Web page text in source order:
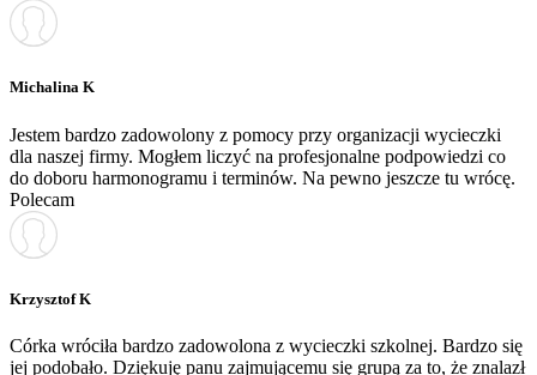
Michalina K
Jestem bardzo zadowolony z pomocy przy organizacji wycieczki
dla naszej firmy. Mogłem liczyć na profesjonalne podpowiedzi co
do doboru harmonogramu i terminów. Na pewno jeszcze tu wrócę.
Polecam
Krzysztof K
Córka wróciła bardzo zadowolona z wycieczki szkolnej. Bardzo się
jej podobało. Dziękuję panu zajmującemu się grupą za to, że znalazł